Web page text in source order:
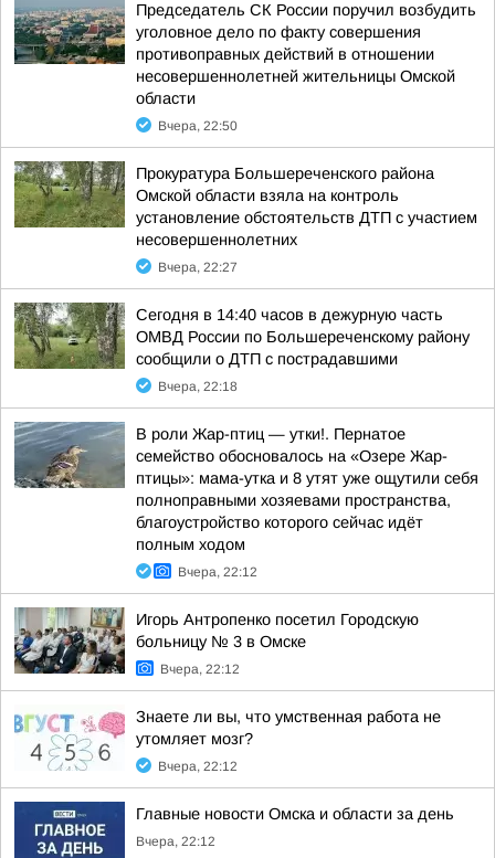
Председатель СК России поручил возбудить
уголовное дело по факту совершения
противоправных действий в отношении
несовершеннолетней жительницы Омской
области
Вчера, 22:50
Прокуратура Большереченского района
Омской области взяла на контроль
установление обстоятельств ДТП с участием
несовершеннолетних
Вчера, 22:27
Сегодня в 14:40 часов в дежурную часть
ОМВД России по Большереченскому району
сообщили о ДТП с пострадавшими
Вчера, 22:18
В роли Жар-птиц — утки!. Пернатое
семейство обосновалось на «Озере Жар-
птицы»: мама-утка и 8 утят уже ощутили себя
полноправными хозяевами пространства,
благоустройство которого сейчас идёт
полным ходом
Вчера, 22:12
Игорь Антропенко посетил Городскую
больницу № 3 в Омске
Вчера, 22:12
Знаете ли вы, что умственная работа не
утомляет мозг?
Вчера, 22:12
Главные новости Омска и области за день
Вчера, 22:12